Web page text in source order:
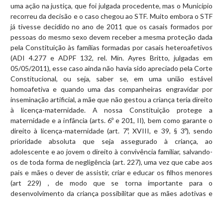
uma ação na justiça, que foi julgada procedente, mas o Município
recorreu da decisão e o caso chegou ao STF. Muito embora o STF
já tivesse decidido no ano de 2011 que os casais formados por
pessoas do mesmo sexo devem receber a mesma proteção dada
pela Constituição às famílias formadas por casais heteroafetivos
(ADI 4.277 e ADPF 132, rel. Min. Ayres Britto, julgadas em
05/05/2011), esse caso ainda não havia sido apreciado pela Corte
Constitucional, ou seja, saber se, em uma união estável
homoafetiva e quando uma das companheiras engravidar por
inseminação artificial, a mãe que não gestou a criança teria direito
à licença-maternidade. A nossa Constituição protege a
maternidade e a infância (arts. 6º e 201, II), bem como garante o
direito à licença-maternidade (art. 7º, XVIII, e 39, § 3º), sendo
prioridade absoluta que seja assegurado à criança, ao
adolescente e ao jovem o direito à convivência familiar, salvando-
os de toda forma de negligência (art. 227), uma vez que cabe aos
pais e mães o dever de assistir, criar e educar os filhos menores
(art 229) , de modo que se torna importante para o
desenvolvimento da criança possibilitar que as mães adotivas e